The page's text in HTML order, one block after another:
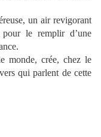
un air revigorant
le remplir d’une
monde, crée, chez le
qui parlent de cette